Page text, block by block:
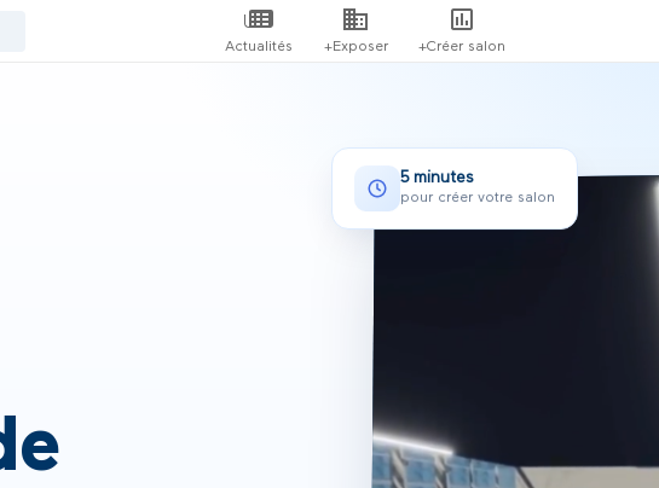
Actualités +Exposer +Créer salon
5 minutes
pour créer votre salon